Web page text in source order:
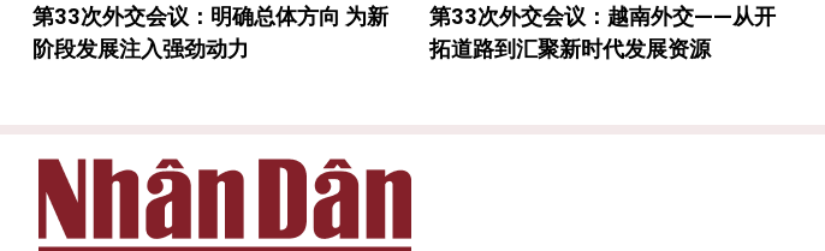
第33次外交会议：明确总体方向 为新
阶段发展注入强劲动力
第33次外交会议：越南外交——从开
拓道路到汇聚新时代发展资源